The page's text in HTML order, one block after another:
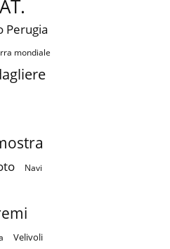
Perugia
mondiale
Navi
Velivoli